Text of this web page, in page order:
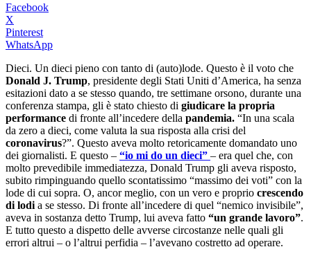
Facebook
X
Pinterest
WhatsApp
Dieci. Un dieci pieno con tanto di (auto)lode. Questo è il voto che
Donald J. Trump, presidente degli Stati Uniti d’America, ha senza
esitazioni dato a se stesso quando, tre settimane orsono, durante una
conferenza stampa, gli è stato chiesto di giudicare la propria
performance di fronte all’incedere della pandemia. “In una scala
da zero a dieci, come valuta la sua risposta alla crisi del
coronavirus?”. Questo aveva molto retoricamente domandato uno
dei giornalisti. E questo – “io mi do un dieci” – era quel che, con
molto prevedibile immediatezza, Donald Trump gli aveva risposto,
subito rimpinguando quello scontatissimo “massimo dei voti” con la
lode di cui sopra. O, ancor meglio, con un vero e proprio crescendo
di lodi a se stesso. Di fronte all’incedere di quel “nemico invisibile”,
aveva in sostanza detto Trump, lui aveva fatto “un grande lavoro”.
E tutto questo a dispetto delle avverse circostanze nelle quali gli
errori altrui – o l’altrui perfidia – l’avevano costretto ad operare.